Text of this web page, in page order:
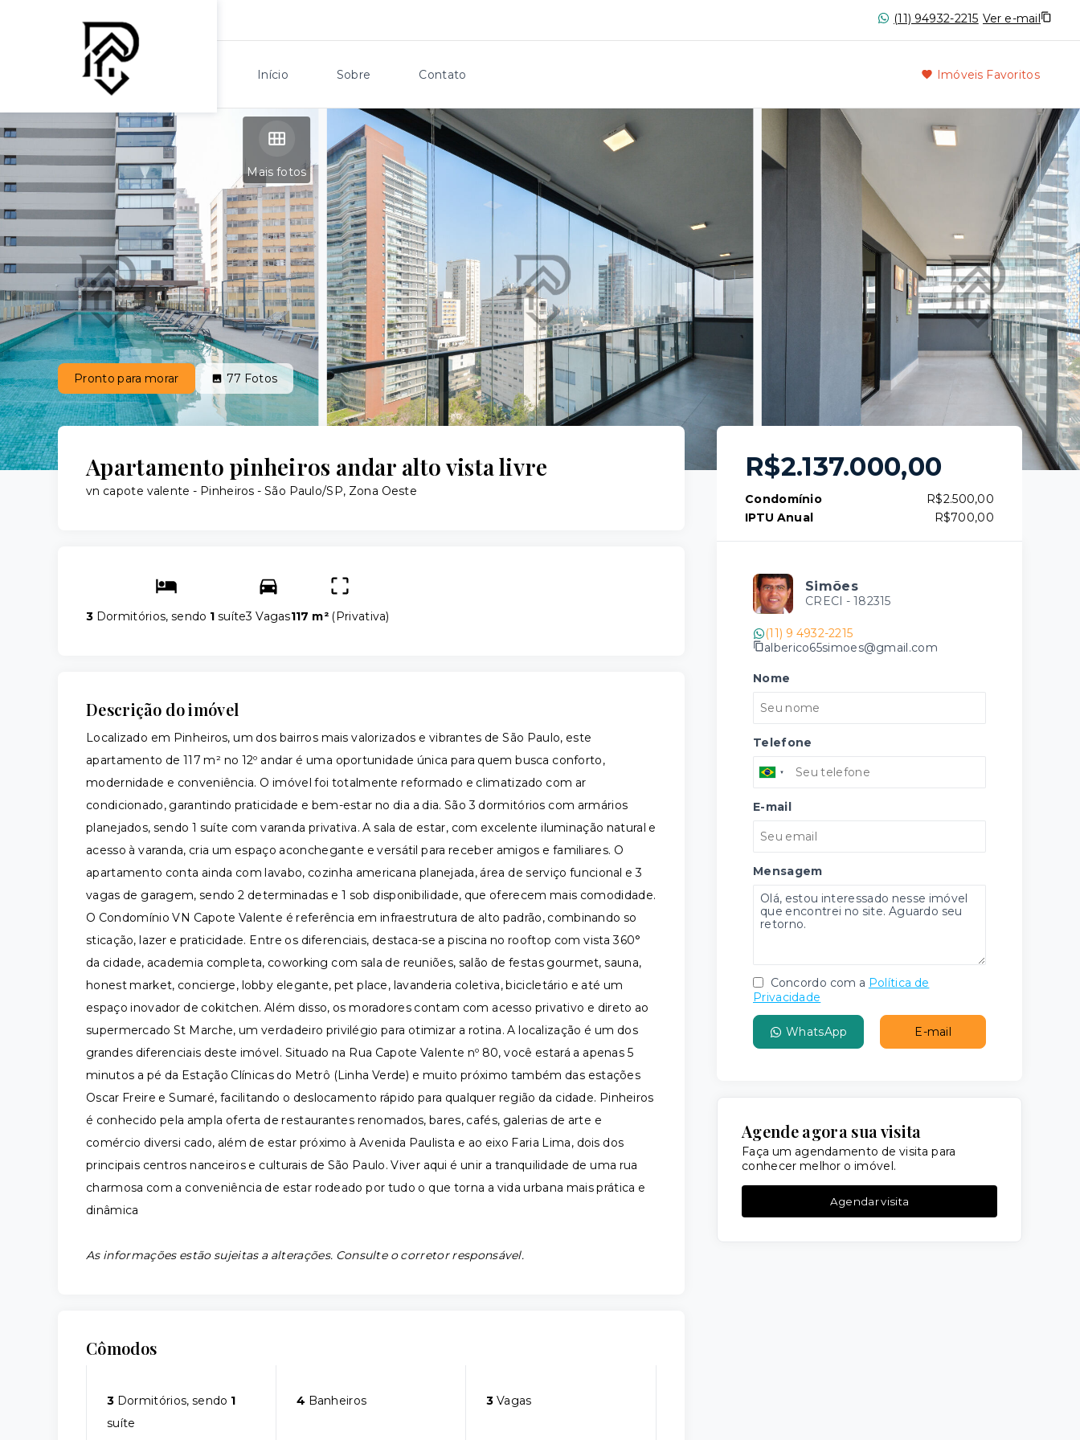
(11) 94932-2215 Ver e-mail
Início Sobre Contato Imóveis Favoritos
Mais fotos
Pronto para morar 77 Fotos
Apartamento pinheiros andar alto vista livre
vn capote valente - Pinheiros - São Paulo/SP, Zona Oeste
3 Dormitórios, sendo 1 suíte3 Vagas117 m² (Privativa)
Descrição do imóvel
Localizado em Pinheiros, um dos bairros mais valorizados e vibrantes de São Paulo, este
apartamento de 117 m² no 12º andar é uma oportunidade única para quem busca conforto,
modernidade e conveniência. O imóvel foi totalmente reformado e climatizado com ar
condicionado, garantindo praticidade e bem-estar no dia a dia. São 3 dormitórios com armários
planejados, sendo 1 suíte com varanda privativa. A sala de estar, com excelente iluminação natural e
acesso à varanda, cria um espaço aconchegante e versátil para receber amigos e familiares. O
apartamento conta ainda com lavabo, cozinha americana planejada, área de serviço funcional e 3
vagas de garagem, sendo 2 determinadas e 1 sob disponibilidade, que oferecem mais comodidade.
O Condomínio VN Capote Valente é referência em infraestrutura de alto padrão, combinando so
sticação, lazer e praticidade. Entre os diferenciais, destaca-se a piscina no rooftop com vista 360°
da cidade, academia completa, coworking com sala de reuniões, salão de festas gourmet, sauna,
honest market, concierge, lobby elegante, pet place, lavanderia coletiva, bicicletário e até um
espaço inovador de cokitchen. Além disso, os moradores contam com acesso privativo e direto ao
supermercado St Marche, um verdadeiro privilégio para otimizar a rotina. A localização é um dos
grandes diferenciais deste imóvel. Situado na Rua Capote Valente nº 80, você estará a apenas 5
minutos a pé da Estação Clínicas do Metrô (Linha Verde) e muito próximo também das estações
Oscar Freire e Sumaré, facilitando o deslocamento rápido para qualquer região da cidade. Pinheiros
é conhecido pela ampla oferta de restaurantes renomados, bares, cafés, galerias de arte e
comércio diversi cado, além de estar próximo à Avenida Paulista e ao eixo Faria Lima, dois dos
principais centros nanceiros e culturais de São Paulo. Viver aqui é unir a tranquilidade de uma rua
charmosa com a conveniência de estar rodeado por tudo o que torna a vida urbana mais prática e
dinâmica
As informações estão sujeitas a alterações. Consulte o corretor responsável.
Cômodos
3 Dormitórios, sendo 1
suíte
4 Banheiros 3 Vagas
R$2.137.000,00
Condomínio
R$2.500,00
IPTU Anual
R$700,00
Simões
CRECI - 182315
(11) 9 4932-2215
alberico65simoes@gmail.com
Nome
Telefone
E-mail
Mensagem
Concordo com a Política de
Privacidade
WhatsApp E-mail
Agende agora sua visita
Faça um agendamento de visita para
conhecer melhor o imóvel.
Agendar visita